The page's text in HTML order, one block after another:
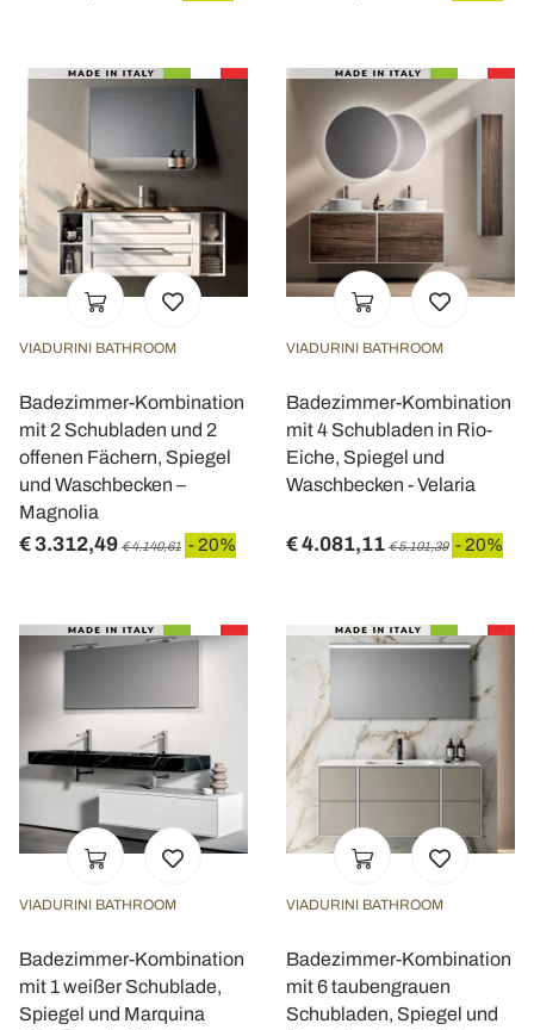
VIADURINI BATHROOM
Badezimmer-Kombination
mit 2 Schubladen und 2
offenen Fächern, Spiegel
und Waschbecken –
Magnolia
€ 3.312,49 € 4.140,61 - 20%
VIADURINI BATHROOM
Badezimmer-Kombination
mit 4 Schubladen in Rio-
Eiche, Spiegel und
Waschbecken - Velaria
€ 4.081,11 € 5.101,39 - 20%
VIADURINI BATHROOM
Badezimmer-Kombination
mit 1 weißer Schublade,
Spiegel und Marquina
VIADURINI BATHROOM
Badezimmer-Kombination
mit 6 taubengrauen
Schubladen, Spiegel und